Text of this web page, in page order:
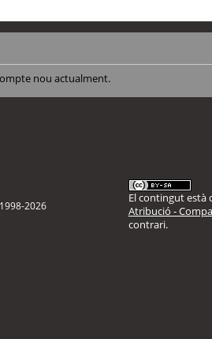
nou actualment.
2026
El contingut està
Atribució -
contrari.